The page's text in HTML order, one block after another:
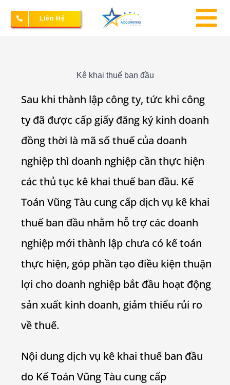
Liên Hệ
Kế toán – Thuế
Dịch vụ doanh nghiệp
Bảng giá
Kê khai thuế ban đầu
Sau khi thành lập công ty, tức khi công
ty đã được cấp giấy đăng ký kinh doanh
đồng thời là mã số thuế của doanh
nghiệp thì doanh nghiệp cần thực hiện
các thủ tục kê khai thuế ban đầu. Kế
Toán Vũng Tàu cung cấp dịch vụ kê khai
thuế ban đầu nhằm hỗ trợ các doanh
nghiệp mới thành lập chưa có kế toán
thực hiện, góp phần tạo điều kiện thuận
lợi cho doanh nghiệp bắt đầu hoạt động
sản xuất kinh doanh, giảm thiểu rủi ro
về thuế.
Nội dung dịch vụ kê khai thuế ban đầu
do Kế Toán Vũng Tàu cung cấp